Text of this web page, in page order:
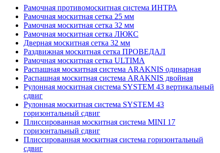
Рамочная противомоскитная система ИНТРА
Рамочная москитная сетка 25 мм
Рамочная москитная сетка 32 мм
Рамочная москитная сетка ЛЮКС
Дверная москитная сетка 32 мм
Раздвижная москитная сетка ПРОВЕДАЛ
Рамочная москитная сетка ULTIMA
Распашная москитная система ARAKNIS одинарная
Распашная москитная система ARAKNIS двойная
Рулонная москитная система SYSTEM 43 вертикальный
сдвиг
Рулонная москитная система SYSTEM 43
горизонтальный сдвиг
Плиссированная москитная система MINI 17
горизонтальный сдвиг
Плиссированная москитная система горизонтальный
сдвиг